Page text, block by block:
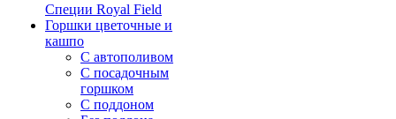
Специи Royal Field
Горшки цветочные и
кашпо
С автополивом
С посадочным
горшком
С поддоном